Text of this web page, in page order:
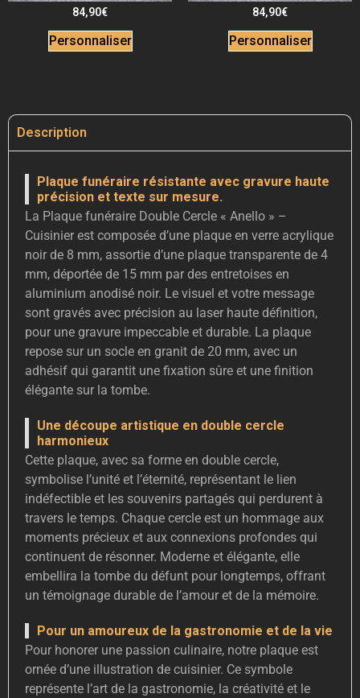
84,90€
Personnaliser
84,90€
Personnaliser
Description
Plaque funéraire résistante avec gravure haute
précision et texte sur mesure.
La Plaque funéraire Double Cercle « Anello » –
Cuisinier est composée d’une plaque en verre acrylique
noir de 8 mm, assortie d’une plaque transparente de 4
mm, déportée de 15 mm par des entretoises en
aluminium anodisé noir. Le visuel et votre message
sont gravés avec précision au laser haute définition,
pour une gravure impeccable et durable. La plaque
repose sur un socle en granit de 20 mm, avec un
adhésif qui garantit une fixation sûre et une finition
élégante sur la tombe.
Une découpe artistique en double cercle
harmonieux
Cette plaque, avec sa forme en double cercle,
symbolise l’unité et l’éternité, représentant le lien
indéfectible et les souvenirs partagés qui perdurent à
travers le temps. Chaque cercle est un hommage aux
moments précieux et aux connexions profondes qui
continuent de résonner. Moderne et élégante, elle
embellira la tombe du défunt pour longtemps, offrant
un témoignage durable de l’amour et de la mémoire.
Pour un amoureux de la gastronomie et de la vie
Pour honorer une passion culinaire, notre plaque est
ornée d’une illustration de cuisinier. Ce symbole
représente l’art de la gastronomie, la créativité et le